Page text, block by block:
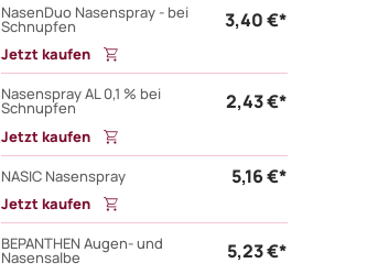
NasenDuo Nasenspray - bei
Schnupfen 3,40 €*
Jetzt kaufen
Nasenspray AL 0,1 % bei
Schnupfen 2,43 €*
Jetzt kaufen
NASIC Nasenspray
5,16 €*
Jetzt kaufen
BEPANTHEN Augen- und
Nasensalbe 5,23 €*